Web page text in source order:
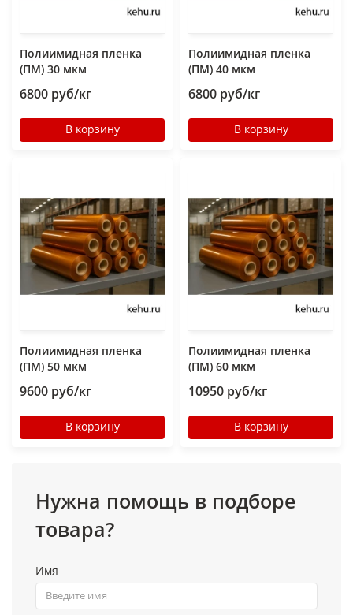
Полиимидная пленка
(ПМ) 30 мкм
6800 руб/кг
В корзину
Полиимидная пленка
(ПМ) 40 мкм
6800 руб/кг
В корзину
Полиимидная пленка
(ПМ) 50 мкм
9600 руб/кг
В корзину
Полиимидная пленка
(ПМ) 60 мкм
10950 руб/кг
В корзину
Нужна помощь в подборе
товара?
Имя